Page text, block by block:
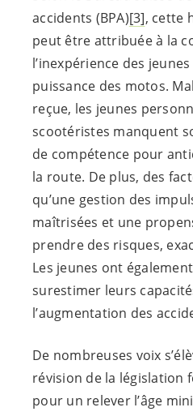
accidents (BPA)[3], cette
peut être attribuée à la
l’inexpérience des
puissance des motos.
reçue, les jeunes
scootéristes manquent
de compétence pour
la route. De plus, des
qu’une gestion des
maîtrisées et une
prendre des risques,
Les jeunes ont
surestimer leurs
l’augmentation des
De nombreuses voix
révision de la législation
pour un relever l’âge